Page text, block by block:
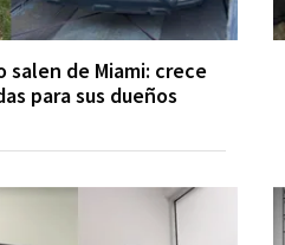
salen de Miami: crece
para sus dueños